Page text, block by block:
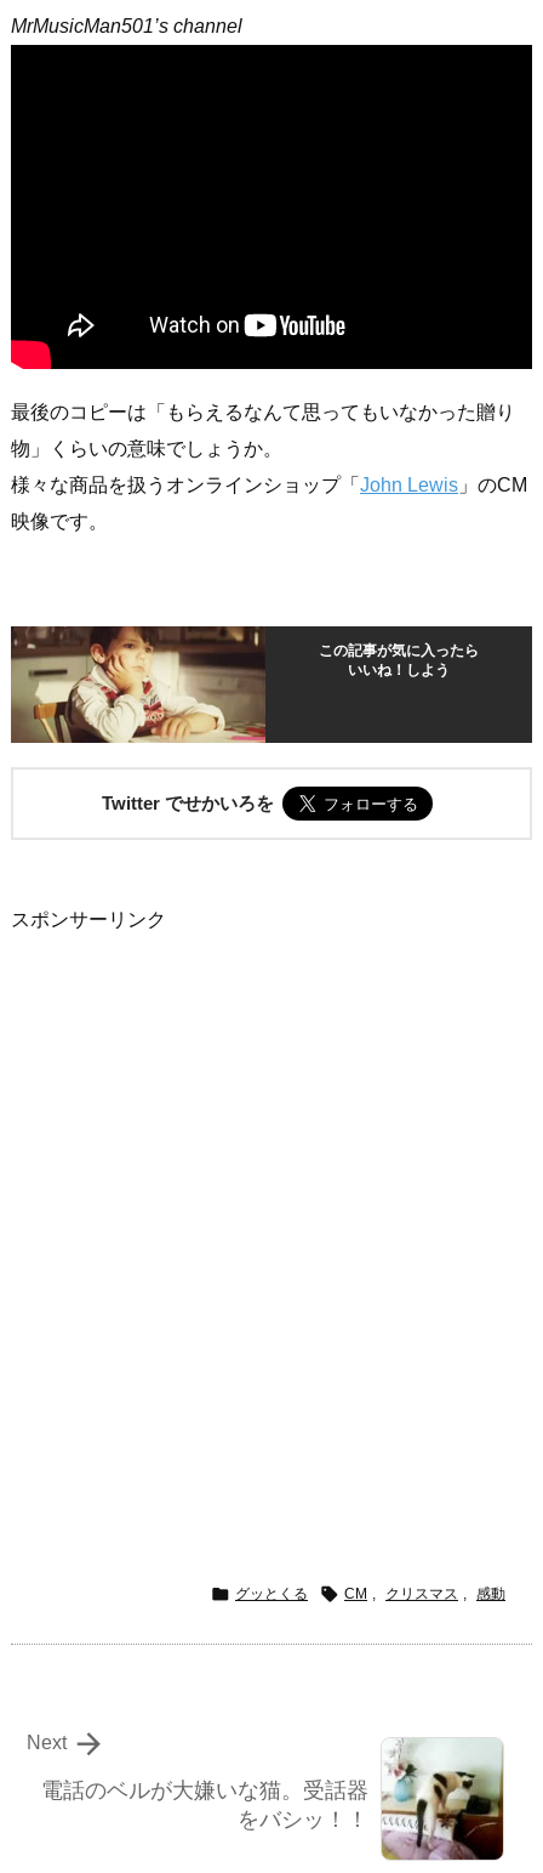
MrMusicMan501’s channel
最後のコピーは「もらえるなんて思ってもいなかった贈り
物」くらいの意味でしょうか。
様々な商品を扱うオンラインショップ「 John Lewis 」のCM
映像です。
この記事が気に入ったら
いいね！しよう
Twitter でせかいろを
スポンサーリンク
 グッとくる  CM , クリスマス , 感動
電話のベルが大嫌いな猫。受話器
をバシッ！！

Next